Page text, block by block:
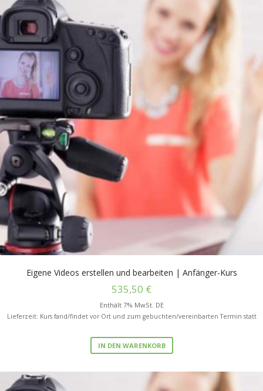
Eigene Videos erstellen und bearbeiten | Anfänger-Kurs
535,50 €
Enthält 7% MwSt. DE
Lieferzeit: Kurs fand/findet vor Ort und zum gebuchten/vereinbarten Termin statt
IN DEN WARENKORB